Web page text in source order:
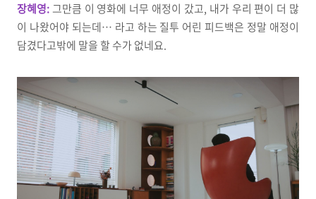
장혜영: 그만큼 이 영화에 너무 애정이 갔고, 내가 우리 편이 더 많
이 나왔어야 되는데… 라고 하는 질투 어린 피드백은 정말 애정이
담겼다고밖에 말을 할 수가 없네요.